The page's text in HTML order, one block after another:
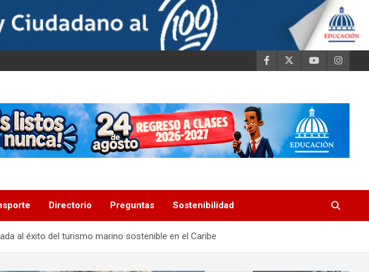
Directorio Preguntas Sostenibilidad
al éxito del turismo marino sostenible en el Caribe